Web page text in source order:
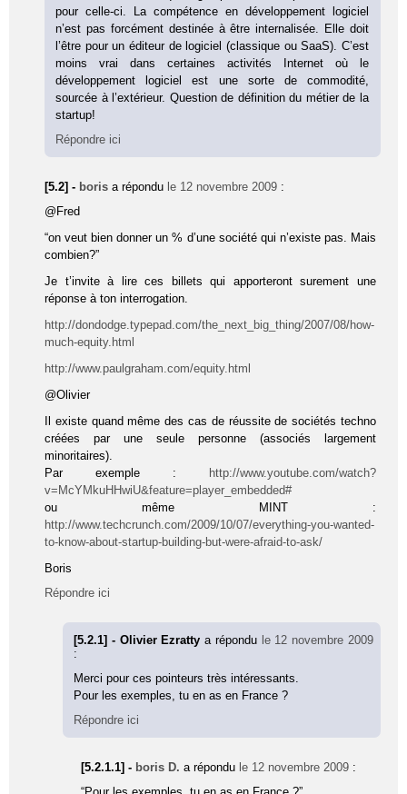
pour celle-ci. La compétence en développement logiciel
n’est pas forcément destinée à être internalisée. Elle doit
l’être pour un éditeur de logiciel (classique ou SaaS). C’est
moins vrai dans certaines activités Internet où le
développement logiciel est une sorte de commodité,
sourcée à l’extérieur. Question de définition du métier de la
startup!
Répondre ici
[5.2] - boris a répondu le 12 novembre 2009 :
@Fred
“on veut bien donner un % d’une société qui n’existe pas. Mais
combien?”
Je t’invite à lire ces billets qui apporteront surement une
réponse à ton interrogation.
http://dondodge.typepad.com/the_next_big_thing/2007/08/how-
much-equity.html
http://www.paulgraham.com/equity.html
@Olivier
Il existe quand même des cas de réussite de sociétés techno
créées par une seule personne (associés largement
minoritaires).
Par exemple :
http://www.youtube.com/watch?
v=McYMkuHHwiU&feature=player_embedded#
ou même MINT :
http://www.techcrunch.com/2009/10/07/everything-you-wanted-
to-know-about-startup-building-but-were-afraid-to-ask/
Boris
Répondre ici
[5.2.1] - Olivier Ezrattya répondu le 12 novembre 2009
:
Merci pour ces pointeurs très intéressants.
Pour les exemples, tu en as en France ?
Répondre ici
[5.2.1.1] - boris D. a répondu le 12 novembre 2009 :